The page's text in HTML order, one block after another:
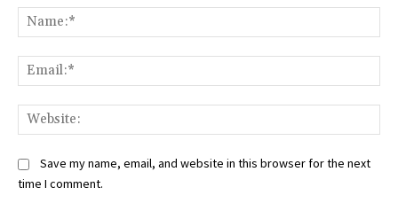
Save my name, email, and website in this browser for the next
time I comment.